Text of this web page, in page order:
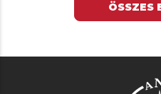
ÖSSZES